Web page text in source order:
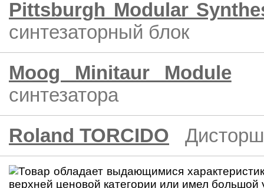
Pittsburgh Modular
синтезаторный блок
Moog Minitaur Module
синтезатора
Roland TORCIDO